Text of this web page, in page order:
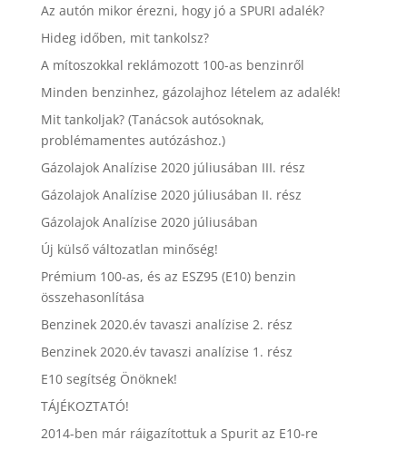
Az autón mikor érezni, hogy jó a SPURI adalék?
Hideg időben, mit tankolsz?
A mítoszokkal reklámozott 100-as benzinről
Minden benzinhez, gázolajhoz lételem az adalék!
Mit tankoljak? (Tanácsok autósoknak,
problémamentes autózáshoz.)
Gázolajok Analízise 2020 júliusában III. rész
Gázolajok Analízise 2020 júliusában II. rész
Gázolajok Analízise 2020 júliusában
Új külső változatlan minőség!
Prémium 100-as, és az ESZ95 (E10) benzin
összehasonlítása
Benzinek 2020.év tavaszi analízise 2. rész
Benzinek 2020.év tavaszi analízise 1. rész
E10 segítség Önöknek!
TÁJÉKOZTATÓ!
2014-ben már ráigazítottuk a Spurit az E10-re